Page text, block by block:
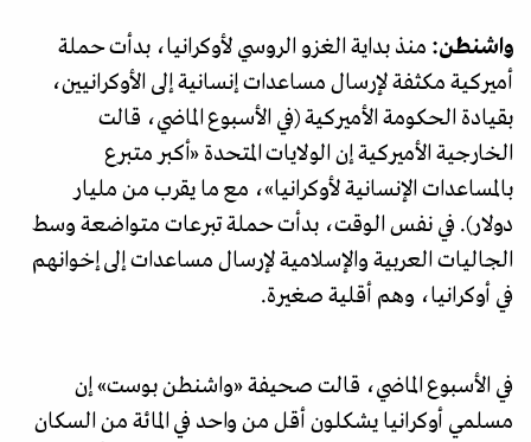
واشنطن: منذ بداية الغزو الروسي لأوكرانيا، بدأت حملة
أميركية مكثفة لإرسال مساعدات إنسانية إلى الأوكرانيين،
بقيادة الحكومة الأميركية (في الأسبوع الماضي، قالت
الخارجية الأميركية إن الولايات المتحدة «أكبر متبرع
بالمساعدات الإنسانية لأوكرانيا»، مع ما يقرب من مليار
دولار). في نفس الوقت، بدأت حملة تبرعات متواضعة وسط
الجاليات العربية والإسلامية لإرسال مساعدات إلى إخوانهم
في أوكرانيا، وهم أقلية صغيرة.
في الأسبوع الماضي، قالت صحيفة «واشنطن بوست» إن
مسلمي أوكرانيا يشكلون أقل من واحد في المائة من السكان